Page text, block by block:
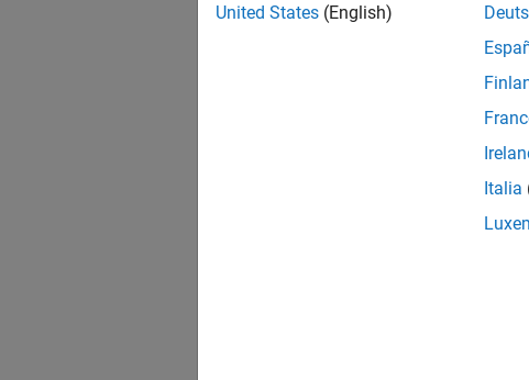
United States (English)
Italia